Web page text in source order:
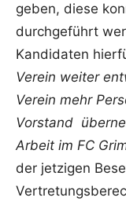
geben, diese
durchgeführt
Kandidaten
Verein weiter
Verein mehr
Vorstand
Arbeit im FC
der jetzigen